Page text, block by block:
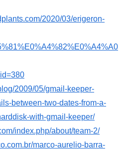
2020/03/erigeron-
2009/05/gmail-keeper-
between-two-dates-from-a-
with-gmail-keeper/
index.php/about/team-2/
marco-aurelio-barra-